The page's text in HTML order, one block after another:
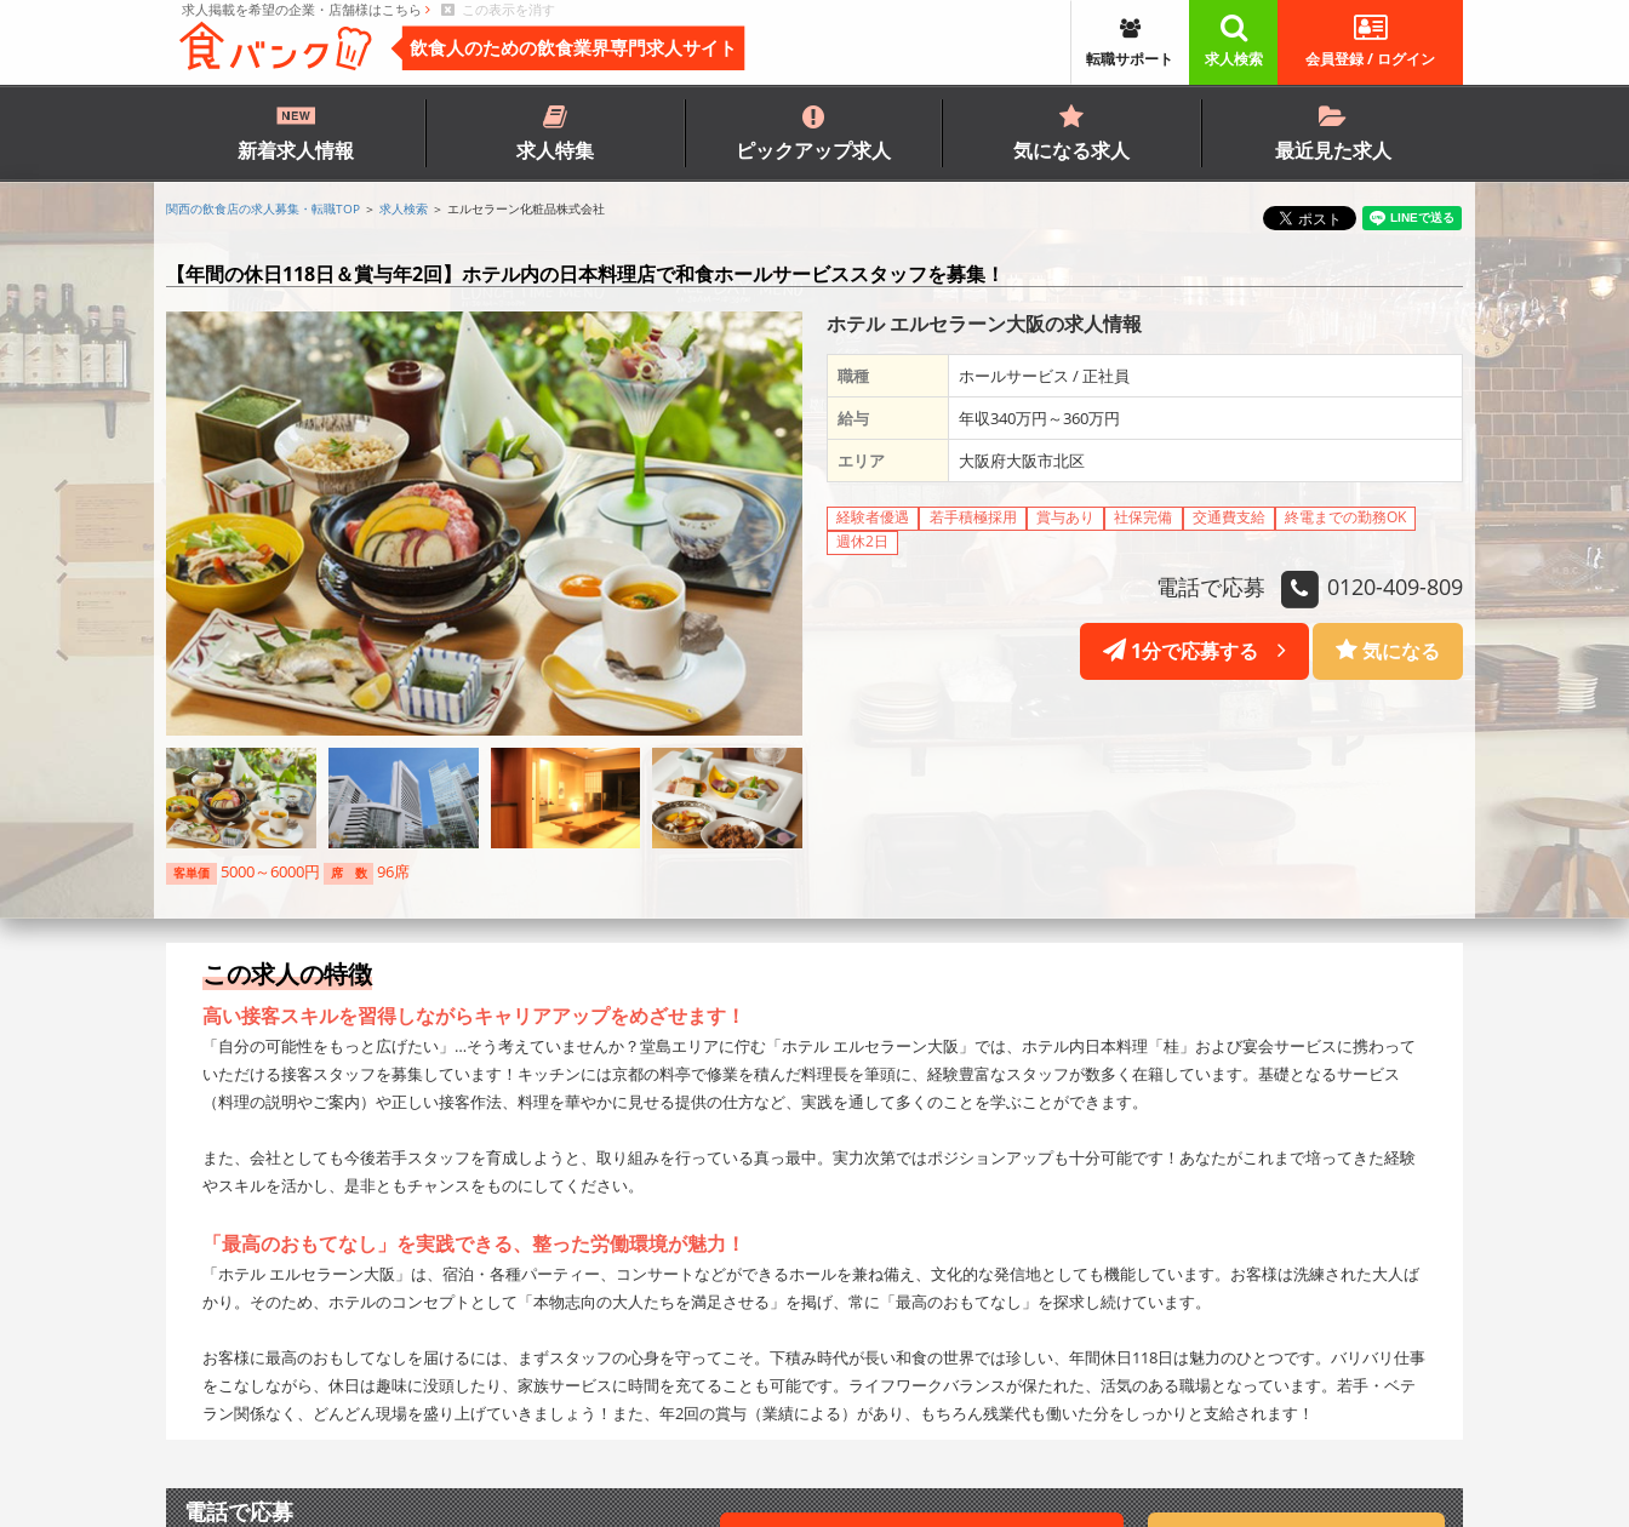
求人掲載を希望の企業・店舗様はこちら この表示を消す
飲食人のための飲食業界専門求人サイト 会員登録 / ログイン
求人検索
転職サポート
新着求人情報 求人特集 ピックアップ求人 気になる求人 最近見た求人
関西の飲食店の求人募集・転職TOP ＞ 求人検索 ＞ エルセラーン化粧品株式会社
ホテル エルセラーン大阪の求人情報
【年間の休日118日＆賞与年2回】ホテル内の日本料理店で和食ホールサービススタッフを募集！
客単価 5000～6000円 席 数 96席
職種
ホールサービス / 正社員
給与
年収340万円～360万円
エリア
大阪府大阪市北区
経験者優遇 若手積極採用 賞与あり 社保完備 交通費支給
終電までの勤務OK
週休2日
電話で応募 0120-409-809
1分で応募する 気になる
この求人の特徴
高い接客スキルを習得しながらキャリアアップをめざせます！
「自分の可能性をもっと広げたい」…そう考えていませんか？堂島エリアに佇む「ホテル エルセラーン大阪」では、ホテル内日本料理「桂」および宴会サービスに携わって
いただける接客スタッフを募集しています！キッチンには京都の料亭で修業を積んだ料理長を筆頭に、経験豊富なスタッフが数多く在籍しています。基礎となるサービス
（料理の説明やご案内）や正しい接客作法、料理を華やかに見せる提供の仕方など、実践を通して多くのことを学ぶことができます。
また、会社としても今後若手スタッフを育成しようと、取り組みを行っている真っ最中。実力次第ではポジションアップも十分可能です！あなたがこれまで培ってきた経験
やスキルを活かし、是非ともチャンスをものにしてください。
「最高のおもてなし」を実践できる、整った労働環境が魅力！
「ホテル エルセラーン大阪」は、宿泊・各種パーティー、コンサートなどができるホールを兼ね備え、文化的な発信地としても機能しています。お客様は洗練された大人ば
かり。そのため、ホテルのコンセプトとして「本物志向の大人たちを満足させる」を掲げ、常に「最高のおもてなし」を探求し続けています。
お客様に最高のおもしてなしを届けるには、まずスタッフの心身を守ってこそ。下積み時代が長い和食の世界では珍しい、年間休日118日は魅力のひとつです。バリバリ仕事
をこなしながら、休日は趣味に没頭したり、家族サービスに時間を充てることも可能です。ライフワークバランスが保たれた、活気のある職場となっています。若手・ベテ
ラン関係なく、どんどん現場を盛り上げていきましょう！また、年2回の賞与（業績による）があり、もちろん残業代も働いた分をしっかりと支給されます！
電話で応募